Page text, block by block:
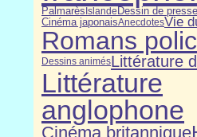
Palmarès Islande Dessin de presse
Cinéma japonaisAnecdotesVie
Romans
Dessins animésLittérature
Littérature
anglophone
Cinéma britannique